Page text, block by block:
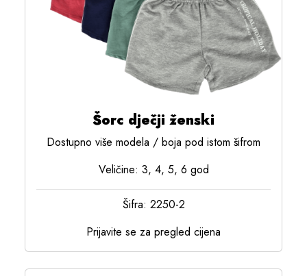
Šorc dječji ženski
Dostupno više modela / boja pod istom šifrom
Veličine: 3, 4, 5, 6 god
Šifra: 2250-2
Prijavite se za pregled cijena